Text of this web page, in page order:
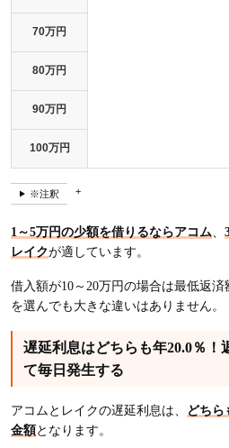
70万円
80万円
90万円
100万円
※注釈
1～5万円の少額を借りるならアコム、
レイクが適しています。
借入額が10～20万円の場合は最低返
を選んでも大きな違いはありません。
遅延利息はどちらも年20.0％！
て毎日発生する
アコムとレイクの遅延利息は、
どちら
金額となります。